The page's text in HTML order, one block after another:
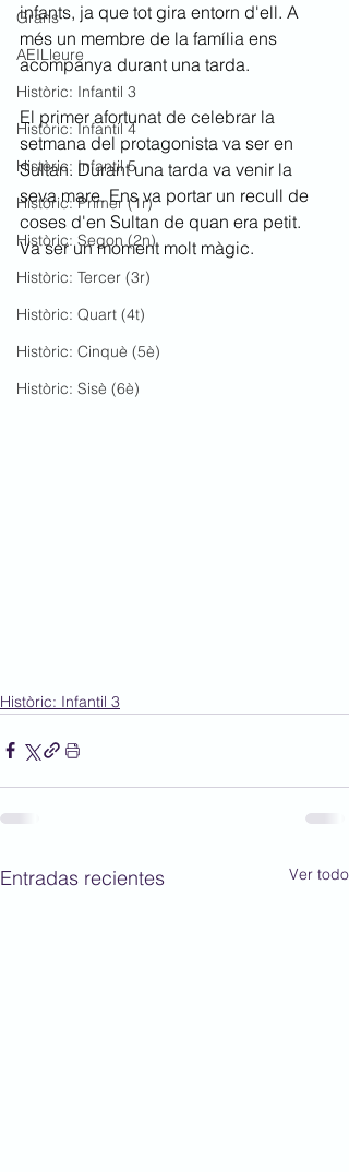
Grans
AEILleure
Històric: Infantil 3
Històric: Infantil 4
Històric: Infantil 5
Històric: Primer (1r)
Històric: Segon (2n)
Històric: Tercer (3r)
Històric: Quart (4t)
Històric: Cinquè (5è)
Històric: Sisè (6è)
infants, ja que tot gira entorn d'ell. A
més un membre de la família ens
acompanya durant una tarda.
El primer afortunat de celebrar la
setmana del protagonista va ser en
Sultan. Durant una tarda va venir la
seva mare. Ens va portar un recull de
coses d'en Sultan de quan era petit.
Va ser un moment molt màgic.
Històric: Infantil 3
Entradas recientes Ver todo